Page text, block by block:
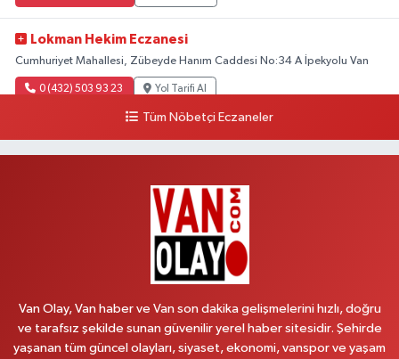
Lokman Hekim Eczanesi
Cumhuriyet Mahallesi, Zübeyde Hanım Caddesi No:34 A İpekyolu Van
0 (432) 503 93 23 Yol Tarifi Al
Vanyolu Mahallesi, Kara Yusuf Bey Bulvarı No:102 F Erciş Van
Yol Tarifi Al
Cumhuriyet Mahallesi, Konak Sokak No:6 Gürpınar Van
Yol Tarifi Al
Yiğit Eczanesi
Hatuniye Mahallesi, Asmin Sokak No:3 A İpekyolu Van
Tüm Nöbetçi Eczaneler
Van Olay, Van haber ve Van son dakika gelişmelerini hızlı, doğru
ve tarafsız şekilde sunan güvenilir yerel haber sitesidir. Şehirde
yaşanan tüm güncel olayları, siyaset, ekonomi, vanspor ve yaşam